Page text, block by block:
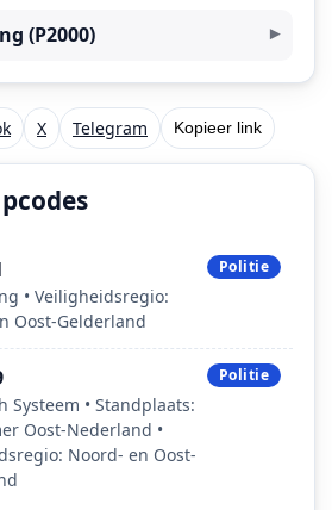
(P2000)
X Telegram Kopieer link
• Veiligheidsregio:
Oost-Gelderland
Politie
Systeem • Standplaats:
Oost‑Nederland •
Noord- en Oost-
Politie